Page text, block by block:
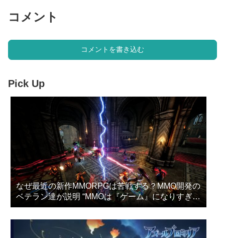
コメント
コメントを書き込む
Pick Up
なぜ最近の新作MMORPGは苦戦する？MMO開発の
ベテラン達が説明 “MMOは『ゲーム』になりすぎ
た”